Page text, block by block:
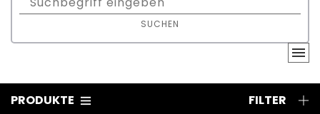
SUCHEN
PRODUKTE FILTER